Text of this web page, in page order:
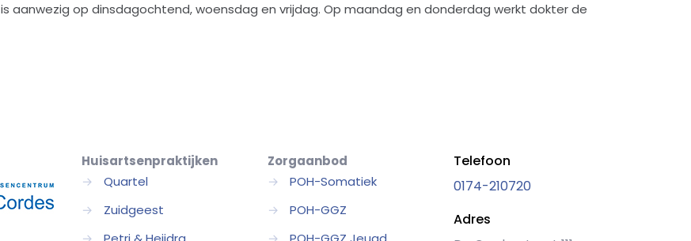
aanwezig op dinsdagochtend, woensdag en vrijdag. Op maandag en donderdag werkt dokter de
Huisartsenpraktijken
→
Quartel
→
Zuidgeest
Zorgaanbod
→
POH-Somatiek
→
POH-GGZ
Telefoon
0174-210720
Adres